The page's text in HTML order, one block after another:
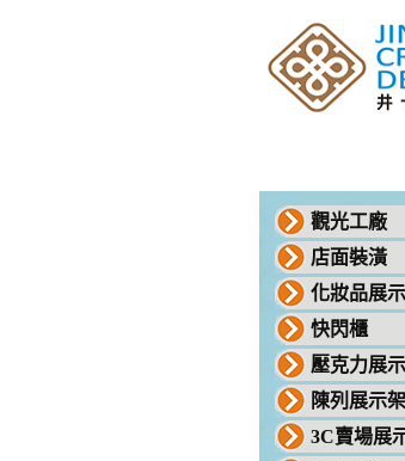
觀光工廠
店面裝潢
化妝品展
快閃櫃
壓克力展
陳列展示架
3C賣場展